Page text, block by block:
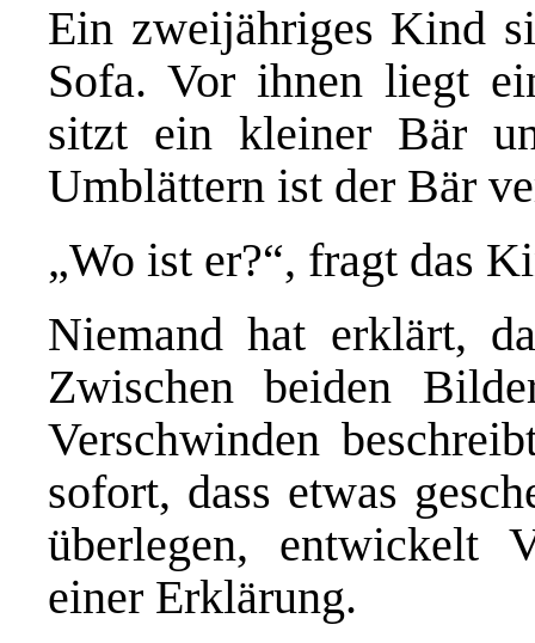
Ein zweijähriges Kind
Sofa. Vor ihnen liegt
sitzt ein kleiner Bär
Umblättern ist der Bär
„Wo ist er?“, fragt das
Niemand hat erklärt,
Zwischen beiden
Verschwinden
sofort, dass etwas
überlegen, entwickelt
einer Erklärung.